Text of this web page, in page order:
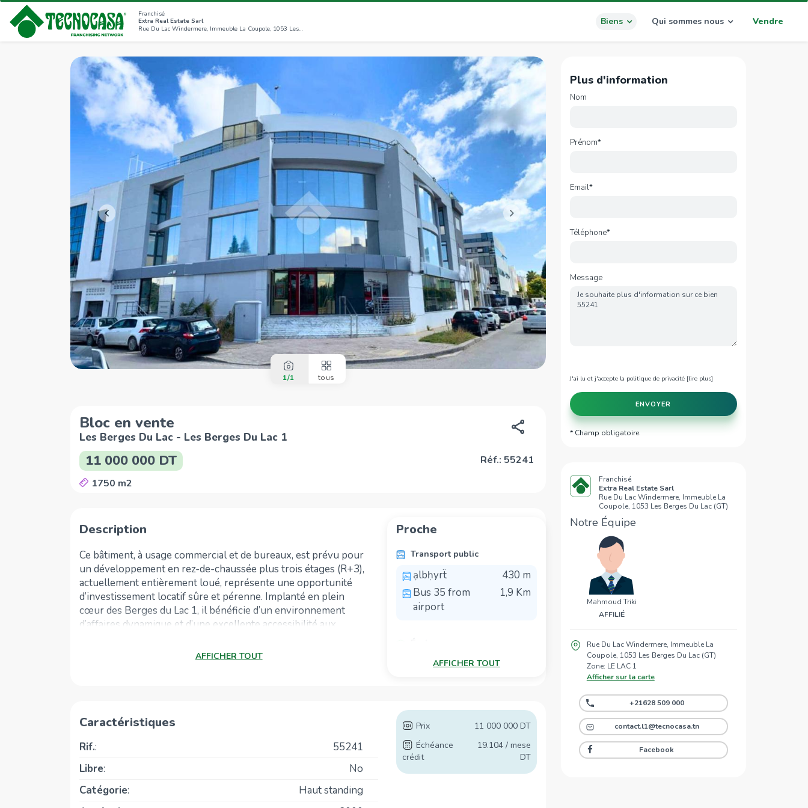
Franchisé
Extra Real Estate Sarl
Rue Du Lac Windermere, Immeuble La Coupole, 1053 Les Berges Du Lac (GT)
Biens Qui sommes nous Vendre
<< >>
1/1 tous
Bloc en vente
Les Berges Du Lac - Les Berges Du Lac 1
11 000 000 DT
1750 m2
Réf.: 55241
Description
Ce bâtiment, à usage commercial et de bureaux, est prévu pour
un développement en rez-de-chaussée plus trois étages (R+3),
actuellement entièrement loué, représente une opportunité
d’investissement locatif sûre et pérenne. Implanté en plein
cœur des Berges du Lac 1, il bénéficie d’un environnement
d’affaires dynamique et d’une excellente accessibilité aux
Développé sur cinq niveaux — rez-de-chaussée, trois étages et
optimal : espaces d’accueil fonctionnels, bureaux lumineux,
salles d’eau, zones de repos, ainsi qu’une issue de secours
conforme aux normes de sécurité. Une cour intérieure
agrémente l’ensemble.
chauffage centralisé.
AFFICHER TOUT
Proche
Transport public
ạlbḥyrẗ
430 m
Bus 35 from
airport
1,9 Km
Écoles
Polytech-Intl
Business
École Primaire Les
Berges du Lac
1,4 Km
Faculté des
Science
2,0 Km
AFFICHER TOUT
Caractéristiques
Rif.:
55241
Libre:
No
Catégorie:
Haut standing
Prix
11 000 000 DT
Échéance
crédit
19.104 / mese
DT
Plus d'information
Nom
Prénom*
Email*
Téléphone*
Message
J'ai lu et j'accepte la politique de privacité [lire plus]
ENVOYER
* Champ obligatoire
Franchisé
Extra Real Estate Sarl
Rue Du Lac Windermere, Immeuble La
Coupole, 1053 Les Berges Du Lac (GT)
Notre Équipe
Mahmoud Triki
AFFILIÉ
Rue Du Lac Windermere, Immeuble La
Coupole, 1053 Les Berges Du Lac (GT)
Zone: LE LAC 1
Afficher sur la carte
+21628 509 000
contact.l1@tecnocasa.tn
Facebook